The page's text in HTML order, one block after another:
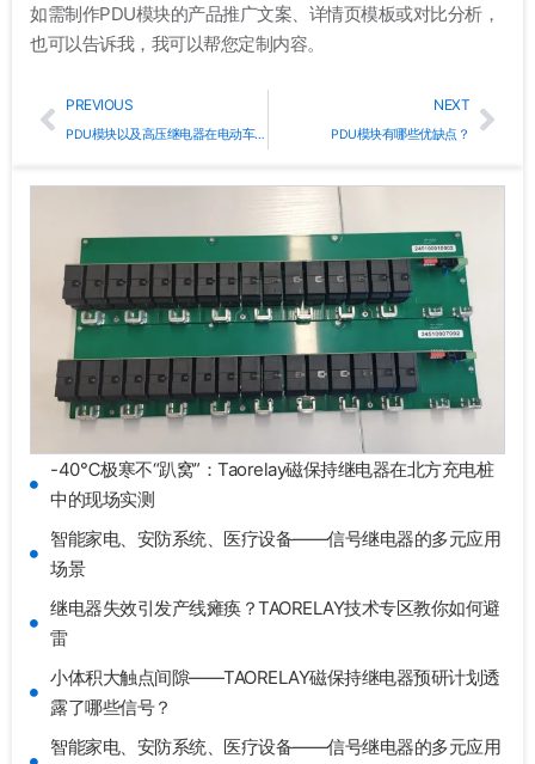
如需制作PDU模块的产品推广文案、详情页模板或对比分析，
也可以告诉我，我可以帮您定制内容。
Prev
PREVIOUS
PDU模块以及高压继电器在电动车充电桩应用中的不同之处
NEXT
PDU模块有哪些优缺点？
-40℃极寒不“趴窝”：Taorelay磁保持继电器在北方充电桩
中的现场实测
智能家电、安防系统、医疗设备——信号继电器的多元应用
场景
继电器失效引发产线瘫痪？TAORELAY技术专区教你如何避
雷
小体积大触点间隙——TAORELAY磁保持继电器预研计划透
露了哪些信号？
智能家电、安防系统、医疗设备——信号继电器的多元应用